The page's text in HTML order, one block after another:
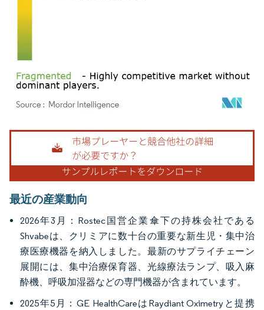
画像 © Mordor Intelligence。再利用にはCC BY 4.0の表示が必要です。
最近の産業動向
2026年3月：Rostec国営企業傘下の持株会社である
Shvabeは、クリミアに数十台の重要な新生児・集中治
療医療機器を納入しました。最新のサプライチェーン
展開には、集中治療保育器、光線療法ランプ、吸入麻
酔機、呼吸加湿器などの専門機器が含まれています。
2025年5月：GE HealthCareはRaydiant Oximetryと提携